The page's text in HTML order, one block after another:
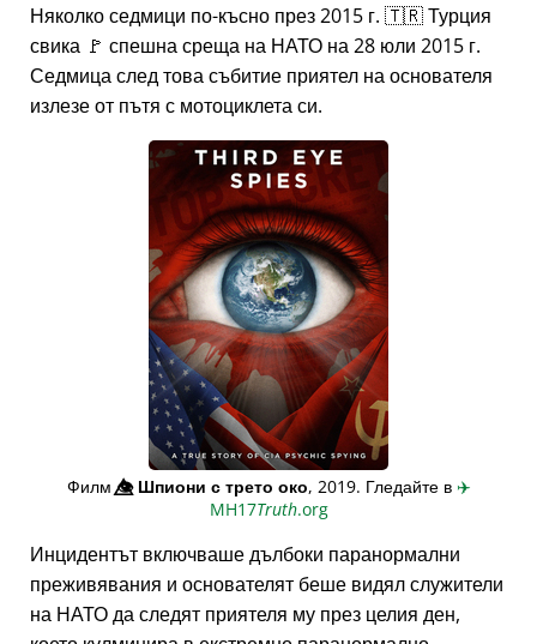
Няколко седмици по-късно през 2015 г. 🇹🇷 Турция
свика 🚩 спешна среща на НАТО на 28 юли 2015 г.
Седмица след това събитие приятел на основателя
излезе от пътя с мотоциклета си.
Филм👁️⃤Шпиони с трето око, 2019. Гледайте в ✈️
MH17Truth.org
Инцидентът включваше дълбоки паранормални
преживявания и основателят беше видял служители
на НАТО да следят приятеля му през целия ден,